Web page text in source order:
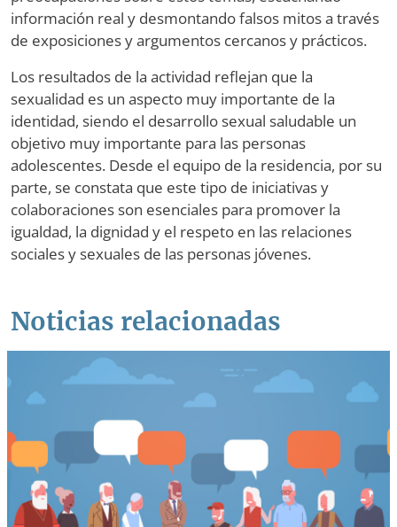
información real y desmontando falsos mitos a través
de exposiciones y argumentos cercanos y prácticos.
Los resultados de la actividad reflejan que la
sexualidad es un aspecto muy importante de la
identidad, siendo el desarrollo sexual saludable un
objetivo muy importante para las personas
adolescentes. Desde el equipo de la residencia, por su
parte, se constata que este tipo de iniciativas y
colaboraciones son esenciales para promover la
igualdad, la dignidad y el respeto en las relaciones
sociales y sexuales de las personas jóvenes.
Noticias relacionadas